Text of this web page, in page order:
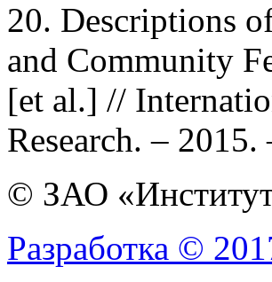
20. Descriptions
and Community
[et al.] //
Research. –
© ЗАО
Разработка ©